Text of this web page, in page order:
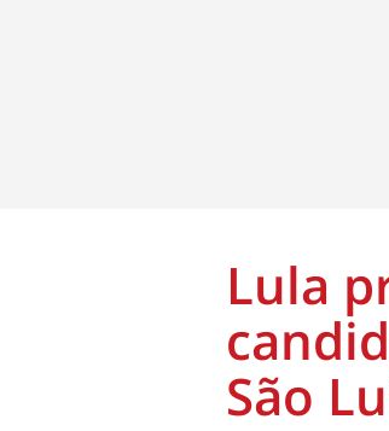
Lula
São